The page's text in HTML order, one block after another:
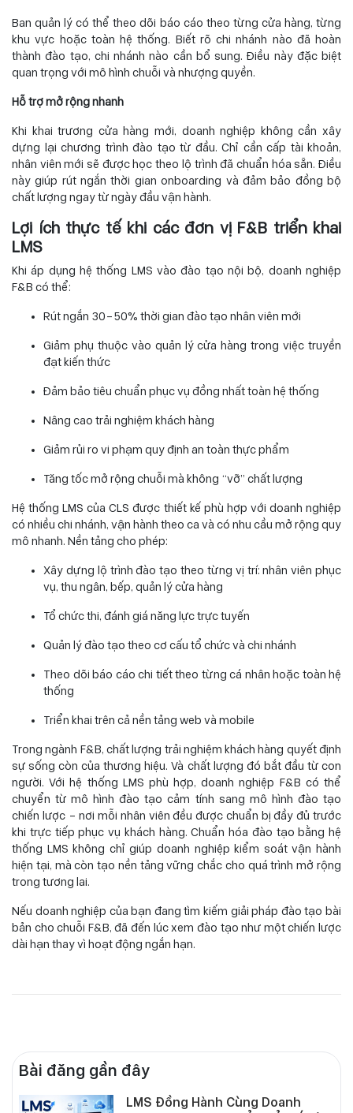
Ban quản lý có thể theo dõi báo cáo theo từng cửa hàng, từng
khu vực hoặc toàn hệ thống. Biết rõ chi nhánh nào đã hoàn
thành đào tạo, chi nhánh nào cần bổ sung. Điều này đặc biệt
quan trọng với mô hình chuỗi và nhượng quyền.
Hỗ trợ mở rộng nhanh
Khi khai trương cửa hàng mới, doanh nghiệp không cần xây
dựng lại chương trình đào tạo từ đầu. Chỉ cần cấp tài khoản,
nhân viên mới sẽ được học theo lộ trình đã chuẩn hóa sẵn. Điều
này giúp rút ngắn thời gian onboarding và đảm bảo đồng bộ
chất lượng ngay từ ngày đầu vận hành.
Lợi ích thực tế khi các đơn vị F&B triển khai
LMS
Khi áp dụng hệ thống LMS vào đào tạo nội bộ, doanh nghiệp
F&B có thể:
Rút ngắn 30–50% thời gian đào tạo nhân viên mới
Giảm phụ thuộc vào quản lý cửa hàng trong việc truyền
đạt kiến thức
Đảm bảo tiêu chuẩn phục vụ đồng nhất toàn hệ thống
Nâng cao trải nghiệm khách hàng
Giảm rủi ro vi phạm quy định an toàn thực phẩm
Tăng tốc mở rộng chuỗi mà không “vỡ” chất lượng
Hệ thống LMS của CLS được thiết kế phù hợp với doanh nghiệp
có nhiều chi nhánh, vận hành theo ca và có nhu cầu mở rộng quy
mô nhanh. Nền tảng cho phép:
Xây dựng lộ trình đào tạo theo từng vị trí: nhân viên phục
vụ, thu ngân, bếp, quản lý cửa hàng
Tổ chức thi, đánh giá năng lực trực tuyến
Quản lý đào tạo theo cơ cấu tổ chức và chi nhánh
Theo dõi báo cáo chi tiết theo từng cá nhân hoặc toàn hệ
thống
Triển khai trên cả nền tảng web và mobile
Trong ngành F&B, chất lượng trải nghiệm khách hàng quyết định
sự sống còn của thương hiệu. Và chất lượng đó bắt đầu từ con
người. Với hệ thống LMS phù hợp, doanh nghiệp F&B có thể
chuyển từ mô hình đào tạo cảm tính sang mô hình đào tạo
chiến lược – nơi mỗi nhân viên đều được chuẩn bị đầy đủ trước
khi trực tiếp phục vụ khách hàng. Chuẩn hóa đào tạo bằng hệ
thống LMS không chỉ giúp doanh nghiệp kiểm soát vận hành
hiện tại, mà còn tạo nền tảng vững chắc cho quá trình mở rộng
trong tương lai.
Nếu doanh nghiệp của bạn đang tìm kiếm giải pháp đào tạo bài
bản cho chuỗi F&B, đã đến lúc xem đào tạo như một chiến lược
dài hạn thay vì hoạt động ngắn hạn.
Bài đăng gần đây
LMS Đồng Hành Cùng Doanh